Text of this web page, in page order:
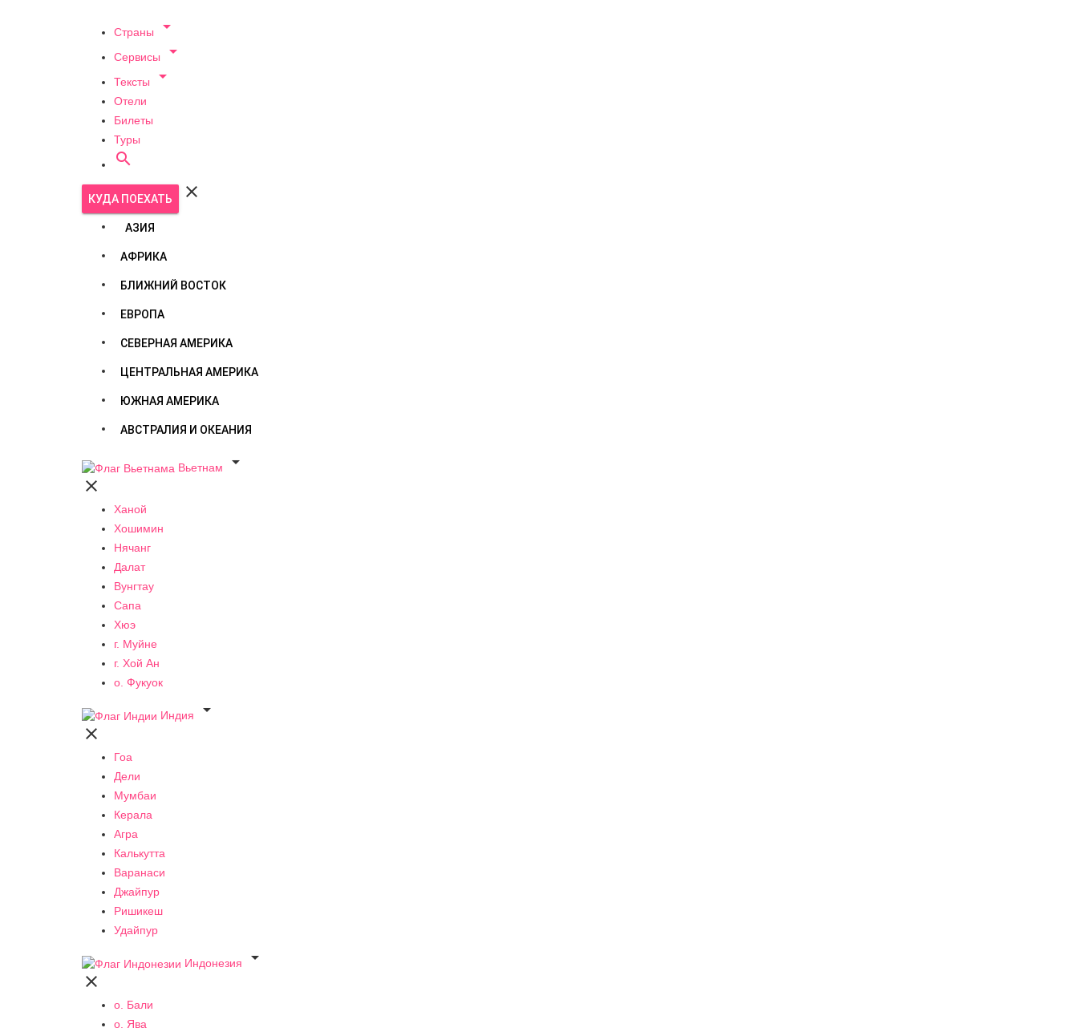
Страны 
Сервисы 
Тексты 
Отели
Билеты
Туры

КУДА ПОЕХАТЬ 
АЗИЯ
АФРИКА
БЛИЖНИЙ ВОСТОК
ЕВРОПА
СЕВЕРНАЯ АМЕРИКА
ЦЕНТРАЛЬНАЯ АМЕРИКА
ЮЖНАЯ АМЕРИКА
АВСТРАЛИЯ И ОКЕАНИЯ
Вьетнам


Ханой
Хошимин
Нячанг
Далат
Вунгтау
Сапа
Хюэ
г. Муйне
г. Хой Ан
о. Фукуок
Индия


Гоа
Дели
Мумбаи
Керала
Агра
Калькутта
Варанаси
Джайпур
Ришикеш
Удайпур
Индонезия


о. Бали
о. Ява